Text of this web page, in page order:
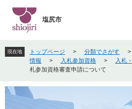
先
頭
。
を
飛
て
塩尻市
現在地 トップページ > 分類でさがす >
情報
> 入札参加資格 > 入札
札参加資格審査申請について